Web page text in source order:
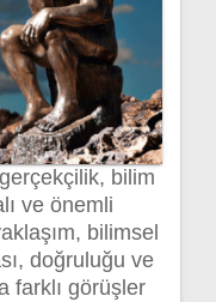
bilim
ve önemli
bilimsel
doğruluğu ve
farklı görüşler